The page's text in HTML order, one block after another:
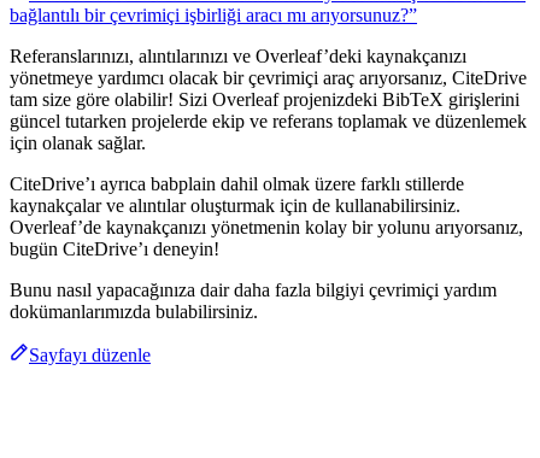
bağlantılı bir çevrimiçi işbirliği aracı mı arıyorsunuz?”
Referanslarınızı, alıntılarınızı ve Overleaf’deki kaynakçanızı
yönetmeye yardımcı olacak bir çevrimiçi araç arıyorsanız, CiteDrive
tam size göre olabilir! Sizi Overleaf projenizdeki BibTeX girişlerini
güncel tutarken projelerde ekip ve referans toplamak ve düzenlemek
için olanak sağlar.
CiteDrive’ı ayrıca babplain dahil olmak üzere farklı stillerde
kaynakçalar ve alıntılar oluşturmak için de kullanabilirsiniz.
Overleaf’de kaynakçanızı yönetmenin kolay bir yolunu arıyorsanız,
bugün CiteDrive’ı deneyin!
Bunu nasıl yapacağınıza dair daha fazla bilgiyi çevrimiçi yardım
dokümanlarımızda bulabilirsiniz.
Sayfayı düzenle